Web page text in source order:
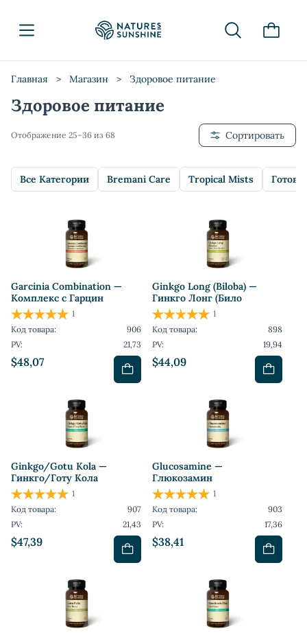
Главная > Магазин > Здоровое питание
Здоровое питание
Отображение 25–36 из 68 Сортировать
Все Категории Bremani Care Tropical Mists
Garcinia Combination —
Комплекс с Гарцин
$48,07
1
Код товара:
906
PV:
21,73
Ginkgo Long (Biloba) —
Гинкго Лонг (Било
$44,09
1
Код товара:
898
PV:
19,94
Ginkgo/Gotu Kola —
Гинкго/Готу Кола
$47,39
1
Код товара:
907
PV:
21,43
Glucosamine —
Глюкозамин
$38,41
1
Код товара:
903
PV:
17,36